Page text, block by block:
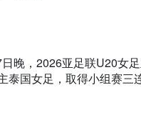
晚，2026亚足联U20女
泰国女足，取得小组赛三